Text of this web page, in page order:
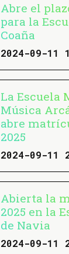
Abre el
para la
Coaña
2024-09-11
La Escuela
Música
abre
2025
2024-09-11
Abierta la
2025 en la
de Navia
2024-09-11